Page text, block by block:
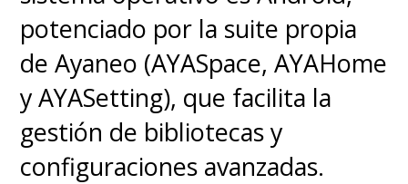
TFTsea un juego tan
divertido, y este set está
dispuesto a asumir muchos
riesgos ".
potenciado por la suite propia
de Ayaneo (AYASpace, AYAHome
y AYASetting), que facilita la
gestión de bibliotecas y
configuraciones avanzadas.